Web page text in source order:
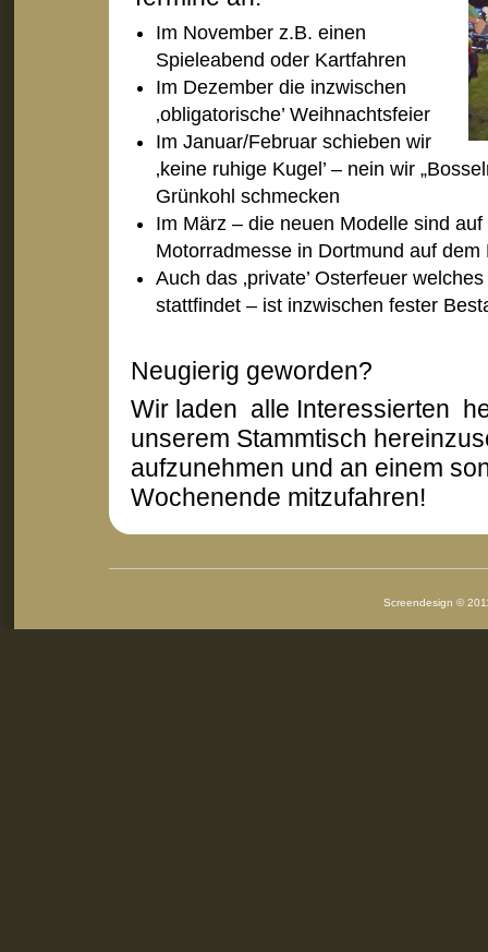
Im November z.B. einen
Spieleabend oder Kartfahren
Im Dezember die inzwischen
‚obligatorische’ Weihnachtsfeier
Im Januar/Februar schieben wir
‚keine ruhige Kugel’ – nein wir
Grünkohl schmecken
Im März – die neuen Modelle sind
Motorradmesse in Dortmund auf dem
Auch das ‚private’ Osterfeuer
stattfindet – ist inzwischen fester
Neugierig geworden?
Wir laden alle Interessierten
unserem Stammtisch
aufzunehmen und an einem
Wochenende mitzufahren!
Screendesign ©